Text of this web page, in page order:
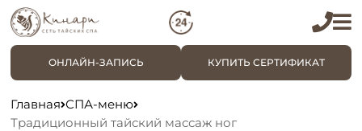
ОНЛАЙН-ЗАПИСЬ КУПИТЬ СЕРТИФИКАТ
Главная СПА-меню
Традиционный тайский массаж ног